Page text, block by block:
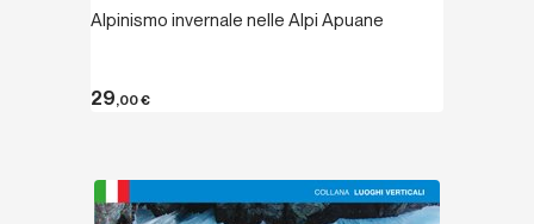
Alpinismo invernale nelle Alpi Apuane
29,00€
Entdecken